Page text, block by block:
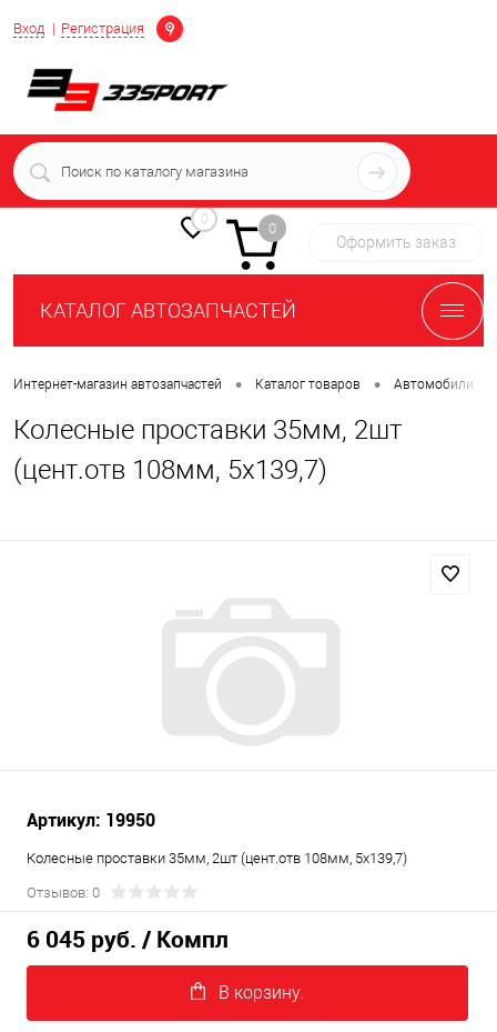
Вход Регистрация
Определение
+7 (939) 716-10-06
пн-пт 7:00-16:00 МСК
0
0
Оформить заказ
КАТАЛОГ АВТОЗАПЧАСТЕЙ
Интернет-магазин автозапчастей • Каталог товаров • Автомобили
Колесные проставки 35мм, 2шт
(цент.отв 108мм, 5x139,7)
Артикул: 19950
Колесные проставки 35мм, 2шт (цент.отв 108мм, 5x139,7)
Отзывов: 0
6 045 руб. / Компл
В корзину.